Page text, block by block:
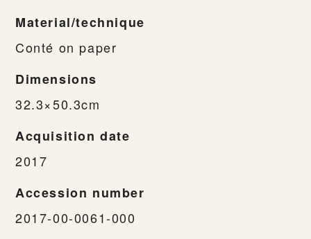
Material/technique
Conté on paper
Dimensions
32.3×50.3cm
Acquisition date
2017
Accession number
2017-00-0061-000